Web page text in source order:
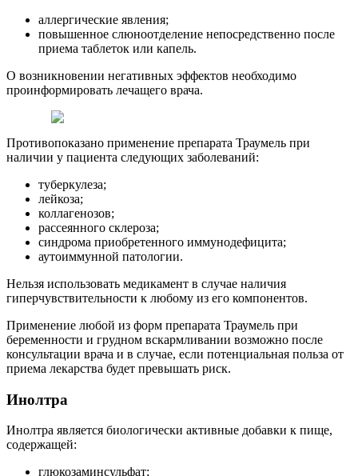
аллергические явления;
повышенное слюноотделение непосредственно после
приема таблеток или капель.
О возникновении негативных эффектов необходимо
проинформировать лечащего врача.
Противопоказано применение препарата Траумель при
наличии у пациента следующих заболеваний:
туберкулеза;
лейкоза;
коллагенозов;
рассеянного склероза;
синдрома приобретенного иммунодефицита;
аутоиммунной патологии.
Нельзя использовать медикамент в случае наличия
гиперчувствительности к любому из его компонентов.
Применение любой из форм препарата Траумель при
беременности и грудном вскармливании возможно после
консультации врача и в случае, если потенциальная польза от
приема лекарства будет превышать риск.
Инолтра
Инолтра является биологически активные добавки к пище,
содержащей:
глюкозаминсульфат;